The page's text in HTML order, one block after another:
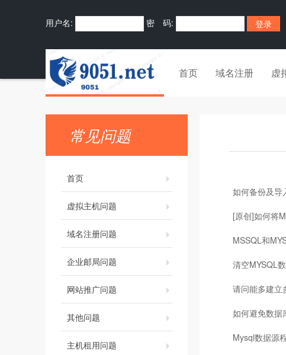
用户名: 密 码:
首页 域名注册 虚
常见问题
首页
虚拟主机问题
域名注册问题
企业邮局问题
网站推广问题
其他问题
主机租用问题
如何备份及导
[原创]如何将
MSSQL和
清空MYSQL
请问能多建立
如何避免数据
Mysql数据源